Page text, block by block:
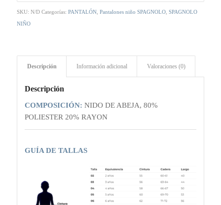
SKU: N/D Categorías: PANTALÓN, Pantalones niño SPAGNOLO, SPAGNOLO
NIÑO
Descripción Información adicional Valoraciones (0)
Descripción
COMPOSICIÓN: NIDO DE ABEJA, 80%
POLIESTER 20% RAYON
GUÍA DE TALLAS